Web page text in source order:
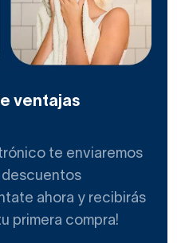
ventajas
te enviaremos
descuentos
ahora y recibirás
primera compra!